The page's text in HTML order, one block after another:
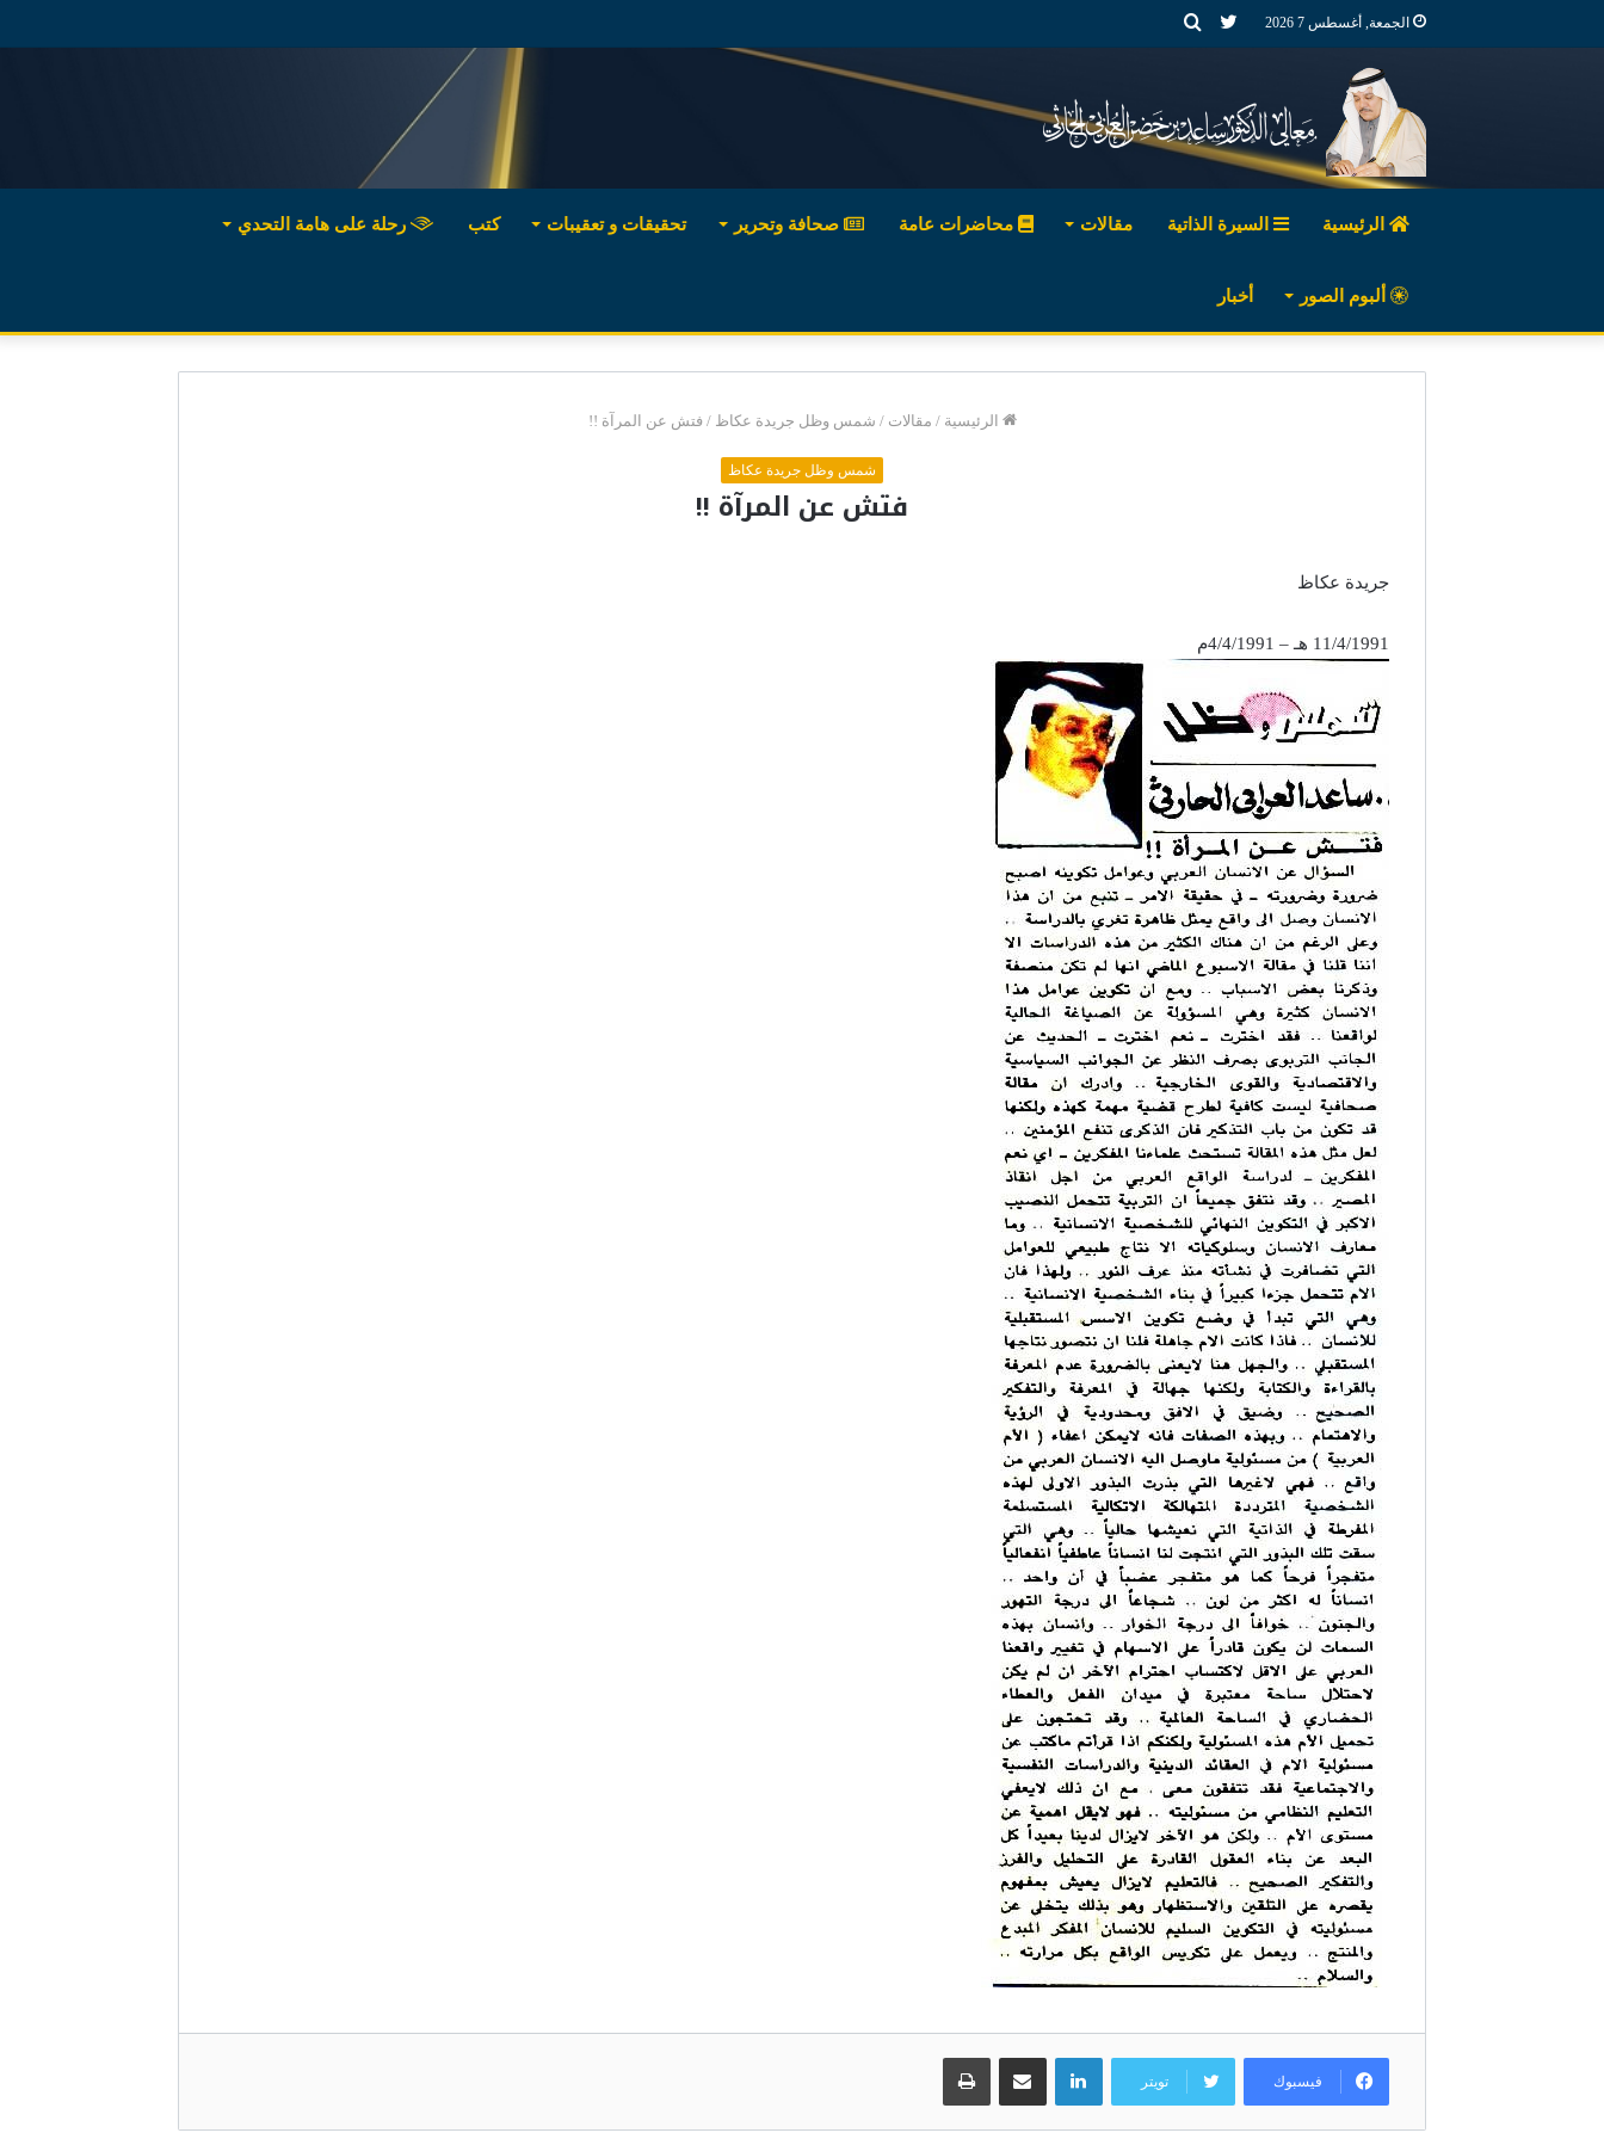
الجمعة, أغسطس 7 2026 بحثتويتر
الرئيسية السيرة الذاتية مقالات محاضرات عامة صحافة وتحرير تحقيقات و تعقيبات كتب رحلة على هامة التحدي
ألبوم الصور أخبار
الرئيسية / مقالات / شمس وظل جريدة عكاظ / فتش عن المرآة !!
شمس وظل جريدة عكاظ
فتش عن المرآة !!
جريدة عكاظ
11/4/1991 هـ – 4/4/1991م
فيسبوك تويتر
لينكدإن مشاركة عبر البريد